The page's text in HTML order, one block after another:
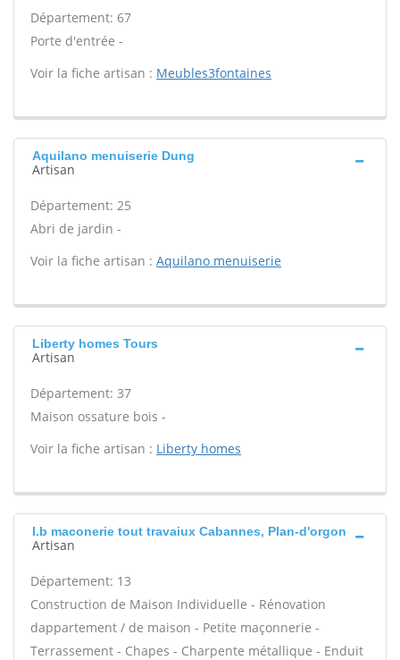
Département: 67
Porte d'entrée -
Voir la fiche artisan : Meubles3fontaines
Aquilano menuiserie Dung
Artisan
Département: 25
Abri de jardin -
Voir la fiche artisan : Aquilano menuiserie
Liberty homes Tours
Artisan
Département: 37
Maison ossature bois -
Voir la fiche artisan : Liberty homes
I.b maconerie tout travaiux Cabannes, Plan-d'orgon
Artisan
Département: 13
Construction de Maison Individuelle - Rénovation
dappartement / de maison - Petite maçonnerie -
Terrassement - Chapes - Charpente métallique - Enduit